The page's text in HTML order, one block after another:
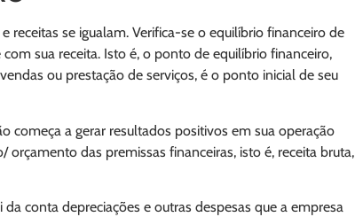
se igualam. Verifica-se o equilíbrio financeiro de
sua receita. Isto é, o ponto de equilíbrio financeiro,
ou prestação de serviços, é o ponto inicial de seu
começa a gerar resultados positivos em sua operação
das premissas financeiras, isto é, receita bruta,
conta depreciações e outras despesas que a empresa